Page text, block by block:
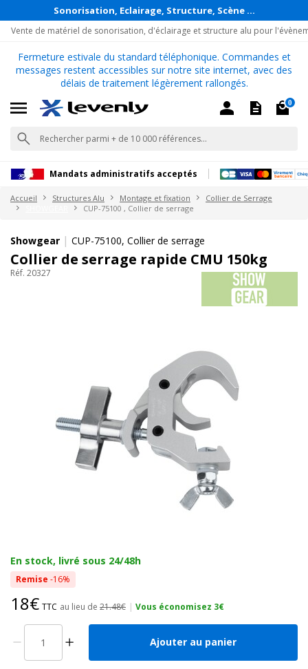
Sonorisation, Eclairage, Structure, Scène ...
Vente de matériel de sonorisation, d'éclairage et structure alu pour
Fermeture estivale du standard téléphonique. Commandes et
messages restent accessibles sur notre site internet, avec des
délais de traitement légèrement rallongés.
0
Mandats administratifs acceptés
Accueil Structures Alu Montage et fixation
Collier de Serrage
CUP-75100 , Collier de serrage
Showgear | CUP-75100, Collier de serrage
Collier de serrage rapide CMU 150kg
Réf. 20327
En stock, livré sous 24/48h
Remise -16%
18€ TTC au lieu de 21.48€ | Vous économisez 3€
Ajouter au panier